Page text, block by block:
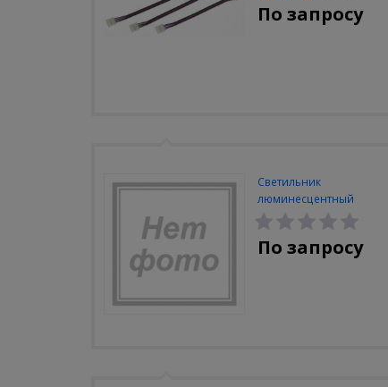
По запросу
Светильник
люминесцентный
Navigator NEL-A2-E130-T4-
840/WH
По запросу